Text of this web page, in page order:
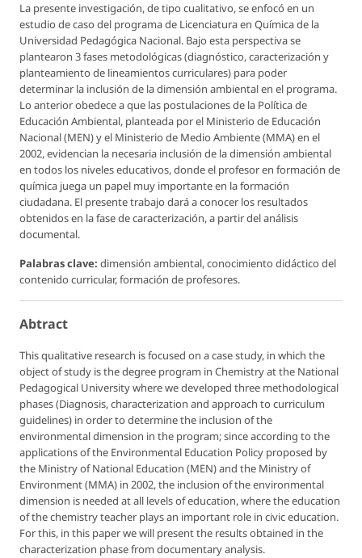
La presente investigación, de tipo cualitativo, se enfocó en un
estudio de caso del programa de Licenciatura en Química de la
Universidad Pedagógica Nacional. Bajo esta perspectiva se
plantearon 3 fases metodológicas (diagnóstico, caracterización y
planteamiento de lineamientos curriculares) para poder
determinar la inclusión de la dimensión ambiental en el programa.
Lo anterior obedece a que las postulaciones de la Política de
Educación Ambiental, planteada por el Ministerio de Educación
Nacional (MEN) y el Ministerio de Medio Ambiente (MMA) en el
2002, evidencian la necesaria inclusión de la dimensión ambiental
en todos los niveles educativos, donde el profesor en formación de
química juega un papel muy importante en la formación
ciudadana. El presente trabajo dará a conocer los resultados
obtenidos en la fase de caracterización, a partir del análisis
documental.
Palabras clave: dimensión ambiental, conocimiento didáctico del
contenido curricular, formación de profesores.
Abtract
This qualitative research is focused on a case study, in which the
object of study is the degree program in Chemistry at the National
Pedagogical University where we developed three methodological
phases (Diagnosis, characterization and approach to curriculum
guidelines) in order to determine the inclusion of the
environmental dimension in the program; since according to the
applications of the Environmental Education Policy proposed by
the Ministry of National Education (MEN) and the Ministry of
Environment (MMA) in 2002, the inclusion of the environmental
dimension is needed at all levels of education, where the education
of the chemistry teacher plays an important role in civic education.
For this, in this paper we will present the results obtained in the
characterization phase from documentary analysis.